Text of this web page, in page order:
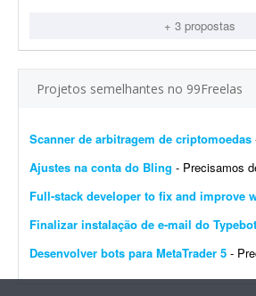
+ 3 propostas
Projetos semelhantes no 99Freelas
Scanner de arbitragem de criptomoedas -
Ajustes na conta do Bling - Precisamos de um profissional com experiência em e-commerce e em
Full-stack developer to fix and improve
Finalizar instalação de e-mail do Typebot
Desenvolver bots para MetaTrader 5 - Preciso de um desenvolvedor